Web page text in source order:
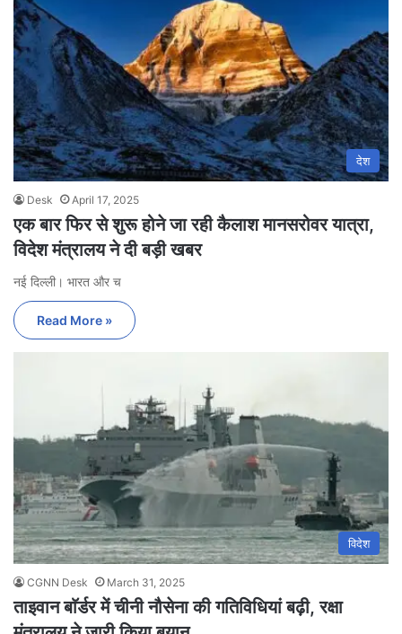
देश
Desk April 17, 2025
एक बार फिर से शुरू होने जा रही कैलाश मानसरोवर यात्रा,
विदेश मंत्रालय ने दी बड़ी खबर
नई दिल्ली। भारत और च
Read More »
विदेश
CGNN Desk March 31, 2025
ताइवान बाॅर्डर में चीनी नौसेना की गतिविधियां बढ़ी, रक्षा